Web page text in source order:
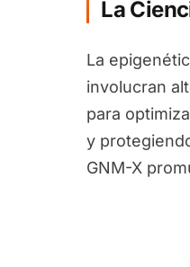
La
La
involucran
para
y
GNM-X